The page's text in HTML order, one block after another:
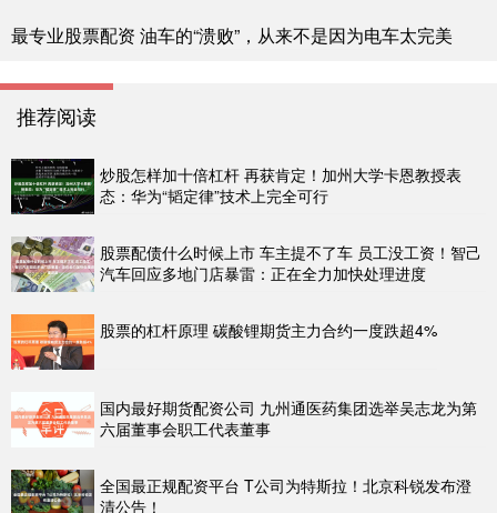
最专业股票配资 油车的“溃败”，从来不是因为电车太完美
推荐阅读
炒股怎样加十倍杠杆 再获肯定！加州大学卡恩教授表
态：华为“韬定律”技术上完全可行
股票配债什么时候上市 车主提不了车 员工没工资！智己
汽车回应多地门店暴雷：正在全力加快处理进度
股票的杠杆原理 碳酸锂期货主力合约一度跌超4%
国内最好期货配资公司 九州通医药集团选举吴志龙为第
六届董事会职工代表董事
全国最正规配资平台 T公司为特斯拉！北京科锐发布澄
清公告！